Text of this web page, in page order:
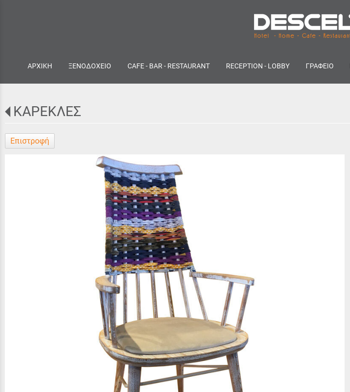
ΑΡΧΙΚΗ ΞΕΝΟΔΟΧΕΙΟ CAFE - BAR - RESTAURANT RECEPTION - LOBBY ΓΡΑΦΕΙΟ
ΚΑΡΕΚΛΕΣ
Επιστροφή